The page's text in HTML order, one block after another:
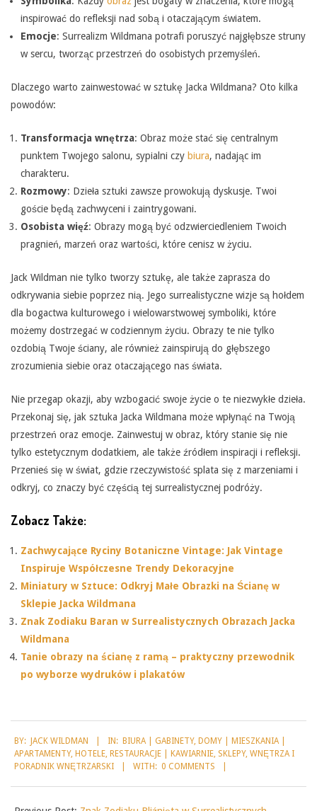
inspirować do refleksji nad sobą i otaczającym światem.
Emocje: Surrealizm Wildmana potrafi poruszyć najgłębsze struny
w sercu, tworząc przestrzeń do osobistych przemyśleń.
Dlaczego warto zainwestować w sztukę Jacka Wildmana? Oto kilka
powodów:
Transformacja wnętrza: Obraz może stać się centralnym
punktem Twojego salonu, sypialni czy biura, nadając im
charakteru.
Rozmowy: Dzieła sztuki zawsze prowokują dyskusje. Twoi
goście będą zachwyceni i zaintrygowani.
Osobista więź: Obrazy mogą być odzwierciedleniem Twoich
pragnień, marzeń oraz wartości, które cenisz w życiu.
Jack Wildman nie tylko tworzy sztukę, ale także zaprasza do
odkrywania siebie poprzez nią. Jego surrealistyczne wizje są hołdem
dla bogactwa kulturowego i wielowarstwowej symboliki, które
możemy dostrzegać w codziennym życiu. Obrazy te nie tylko
ozdobią Twoje ściany, ale również zainspirują do głębszego
zrozumienia siebie oraz otaczającego nas świata.
Nie przegap okazji, aby wzbogacić swoje życie o te niezwykłe dzieła.
Przekonaj się, jak sztuka Jacka Wildmana może wpłynąć na Twoją
przestrzeń oraz emocje. Zainwestuj w obraz, który stanie się nie
tylko estetycznym dodatkiem, ale także źródłem inspiracji i refleksji.
Przenieś się w świat, gdzie rzeczywistość splata się z marzeniami i
odkryj, co znaczy być częścią tej surrealistycznej podróży.
Zobacz Także:
Zachwycające Ryciny Botaniczne Vintage: Jak Vintage
Inspiruje Współczesne Trendy Dekoracyjne
Miniatury w Sztuce: Odkryj Małe Obrazki na Ścianę w
Sklepie Jacka Wildmana
Znak Zodiaku Baran w Surrealistycznych Obrazach Jacka
Wildmana
Tanie obrazy na ścianę z ramą – praktyczny przewodnik
po wyborze wydruków i plakatów
08-
25
BY: JACK WILDMAN IN: BIURA | GABINETY, DOMY | MIESZKANIA |
APARTAMENTY, HOTELE, RESTAURACJE | KAWIARNIE, SKLEPY, WNĘTRZA I
PORADNIK WNĘTRZARSKI
WITH: 0 COMMENTS